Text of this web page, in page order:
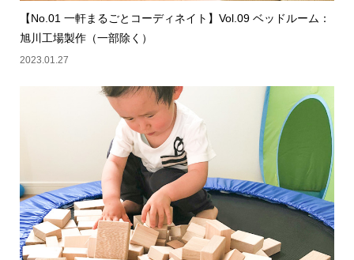
【No.01 一軒まるごとコーディネイト】Vol.09 ベッドルーム：
旭川工場製作（一部除く）
2023.01.27